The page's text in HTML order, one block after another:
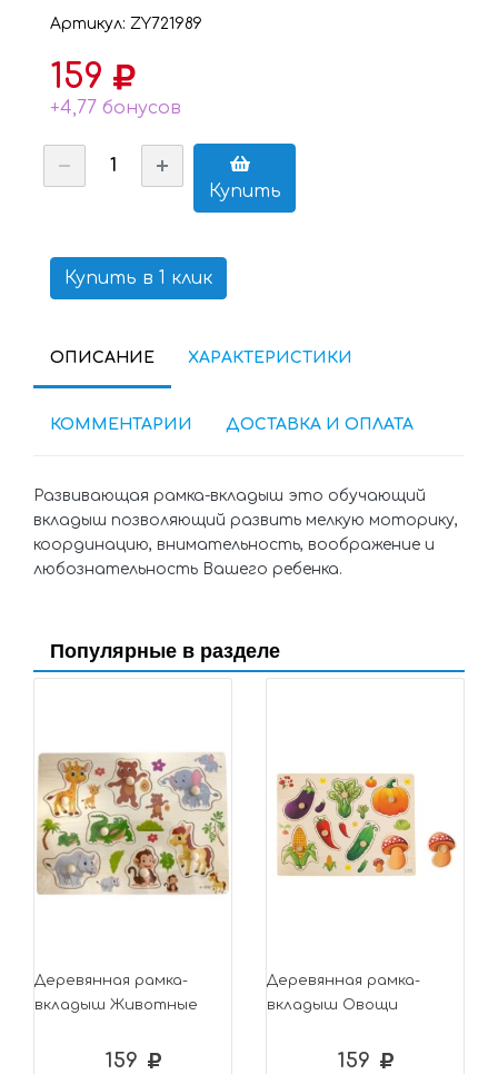
Артикул: ZY721989
159
+4,77 бонусов
Купить
Купить в 1 клик
ОПИСАНИЕ ХАРАКТЕРИСТИКИ
КОММЕНТАРИИ ДОСТАВКА И ОПЛАТА
Развивающая рамка-вкладыш это обучающий
вкладыш позволяющий развить мелкую моторику,
координацию, внимательность, воображение и
любознательность Вашего ребенка.
Популярные в разделе
Деревянная рамка-
вкладыш Животные
159
Деревянная рамка-
вкладыш Овощи
159